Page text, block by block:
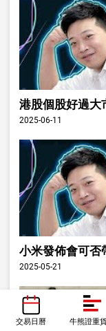
港股個股好過大
2025-06-11
小米發佈會可否
2025-05-21
交易日曆 牛熊證重